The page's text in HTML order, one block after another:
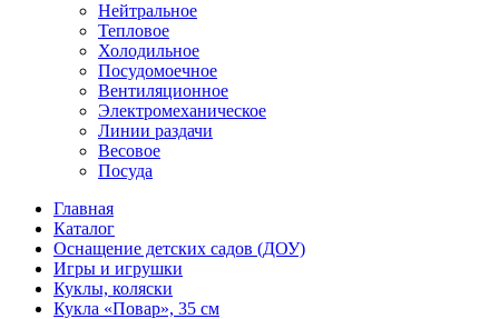
Нейтральное
Тепловое
Холодильное
Посудомоечное
Вентиляционное
Электромеханическое
Линии раздачи
Весовое
Посуда
Главная
Каталог
Оснащение детских садов (ДОУ)
Игры и игрушки
Куклы, коляски
Кукла «Повар», 35 см